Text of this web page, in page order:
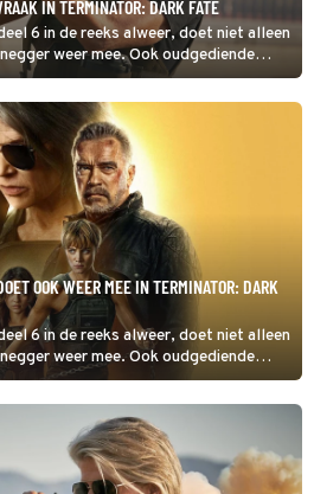
IN TERMINATOR: DARK FATE
6 in de reeks alweer, doet niet alleen
weer mee. Ook oudgediende
Sarah Connor.
OOK WEER MEE IN TERMINATOR: DARK
6 in de reeks alweer, doet niet alleen
weer mee. Ook oudgediende
Sarah Connor.